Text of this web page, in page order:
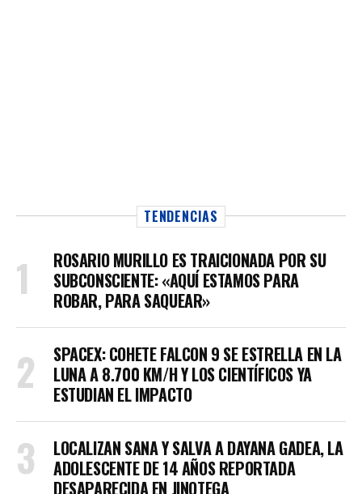
TENDENCIAS
ROSARIO MURILLO ES TRAICIONADA POR SU
SUBCONSCIENTE: «AQUÍ ESTAMOS PARA
ROBAR, PARA SAQUEAR»
SPACEX: COHETE FALCON 9 SE ESTRELLA EN LA
LUNA A 8.700 KM/H Y LOS CIENTÍFICOS YA
ESTUDIAN EL IMPACTO
LOCALIZAN SANA Y SALVA A DAYANA GADEA, LA
ADOLESCENTE DE 14 AÑOS REPORTADA
DESAPARECIDA EN JINOTEGA